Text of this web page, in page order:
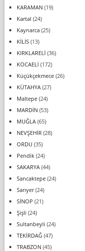
KARAMAN(19)
Kartal (24)
Kaynarca(25)
KİLİS(13)
KIRKLARELİ (36)
KOCAELİ (172)
Küçükçekmece(26)
KÜTAHYA(27)
Maltepe(24)
MARDİN(53)
MUĞLA(65)
NEVŞEHİR (28)
ORDU (35)
Pendik(24)
SAKARYA(44)
Sancaktepe(24)
Sarıyer(24)
SİNOP (21)
Şişli (24)
Sultanbeyli (24)
TEKİRDAĞ(47)
TRABZON(45)